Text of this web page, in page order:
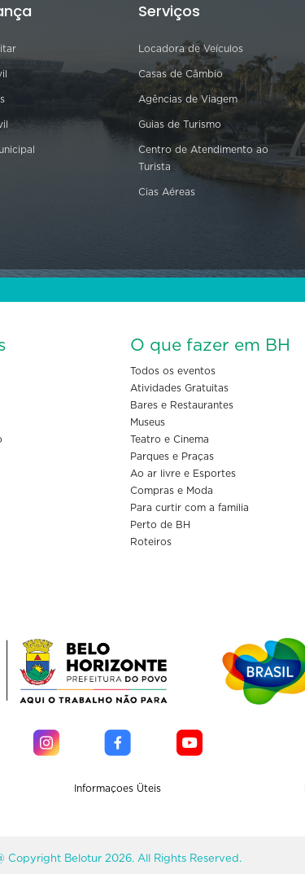
Serviços
Locadora de Veículos
Casas de Câmbio
Agências de Viagem
Guias de Turismo
Centro de Atendimento ao
Turista
Cias Aéreas
O que fazer em BH
Todos os eventos
Atividades Gratuitas
Bares e Restaurantes
Museus
Teatro e Cinema
Parques e Praças
Ao ar livre e Esportes
Compras e Moda
Para curtir com a familia
Perto de BH
Roteiros
Informaçoes Üteis
Copyright Belotur 2026. All Rights Reserved.